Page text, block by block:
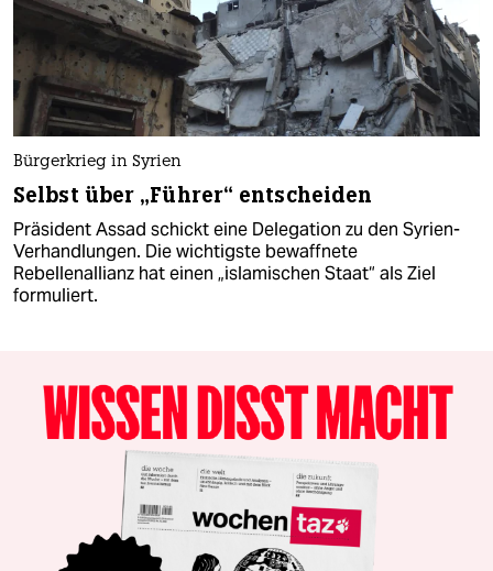
Bürgerkrieg in Syrien
Selbst über „Führer“ entscheiden
Präsident Assad schickt eine Delegation zu den Syrien-
Verhandlungen. Die wichtigste bewaffnete
Rebellenallianz hat einen „islamischen Staat“ als Ziel
formuliert.